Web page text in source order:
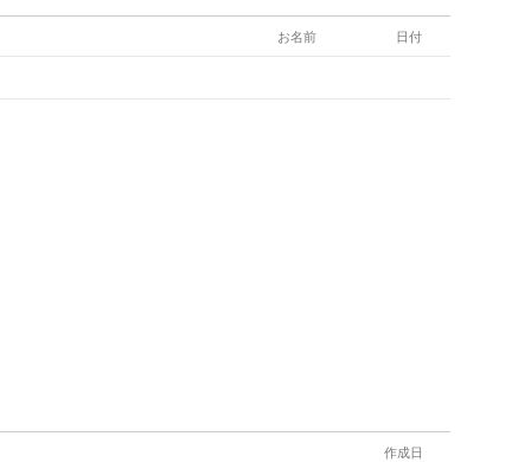
お名前 日付
作成日